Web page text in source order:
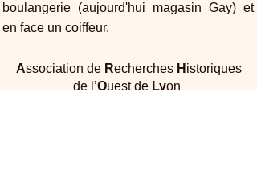
boulangerie (aujourd'hui magasin Gay) et
en face un coiffeur.
Association de Recherches H istoriques
de l’Ouest de Lyon